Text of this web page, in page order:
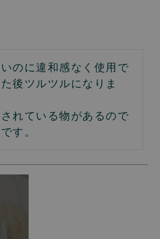
のに違和感なく使用で
後ツルツルになりま
れている物があるので
す。